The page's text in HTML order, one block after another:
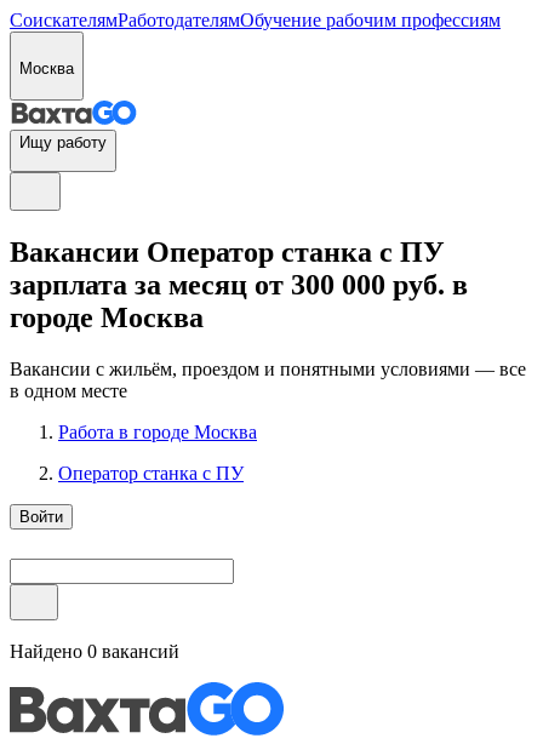
СоискателямРаботодателямОбучение рабочим профессиям
Москва
Ищу работу
Вакансии Оператор станка с ПУ
зарплата за месяц от 300 000 руб. в
городе Москва
Вакансии с жильём, проездом и понятными условиями — все
в одном месте
Работа в городе Москва
Оператор станка с ПУ
Войти
Найдено 0 вакансий